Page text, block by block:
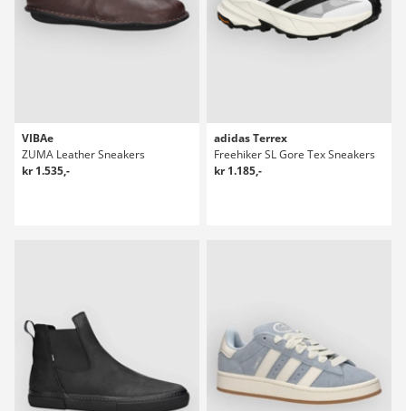
VIBAe
ZUMA Leather Sneakers
kr 1.535,-
adidas Terrex
Freehiker SL Gore Tex Sneakers
kr 1.185,-